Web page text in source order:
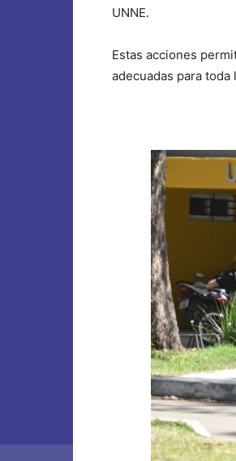
UNNE.
Estas acciones
adecuadas para